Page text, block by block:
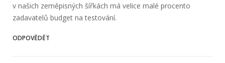
v našich zeměpisných šířkách má velice malé procento
zadavatelů budget na testování.
ODPOVĚDĚT